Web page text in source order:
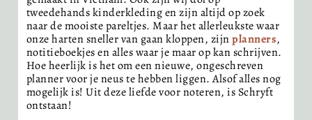
tweedehands kinderkleding en zijn altijd op zoek
naar de mooiste pareltjes. Maar het allerleukste waar
onze harten sneller van gaan kloppen, zijnplanners,
notitieboekjes en alles waar je maar op kan schrijven.
Hoe heerlijk is het om een nieuwe, ongeschreven
planner voor je neus te hebben liggen. Alsof alles nog
mogelijk is! Uit deze liefde voor noteren, is Schryft
ontstaan!